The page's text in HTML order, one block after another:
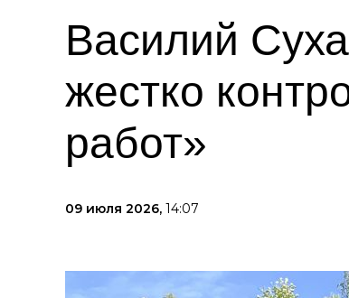
Василий
жестко
работ»
09 июля 2026, 14:07